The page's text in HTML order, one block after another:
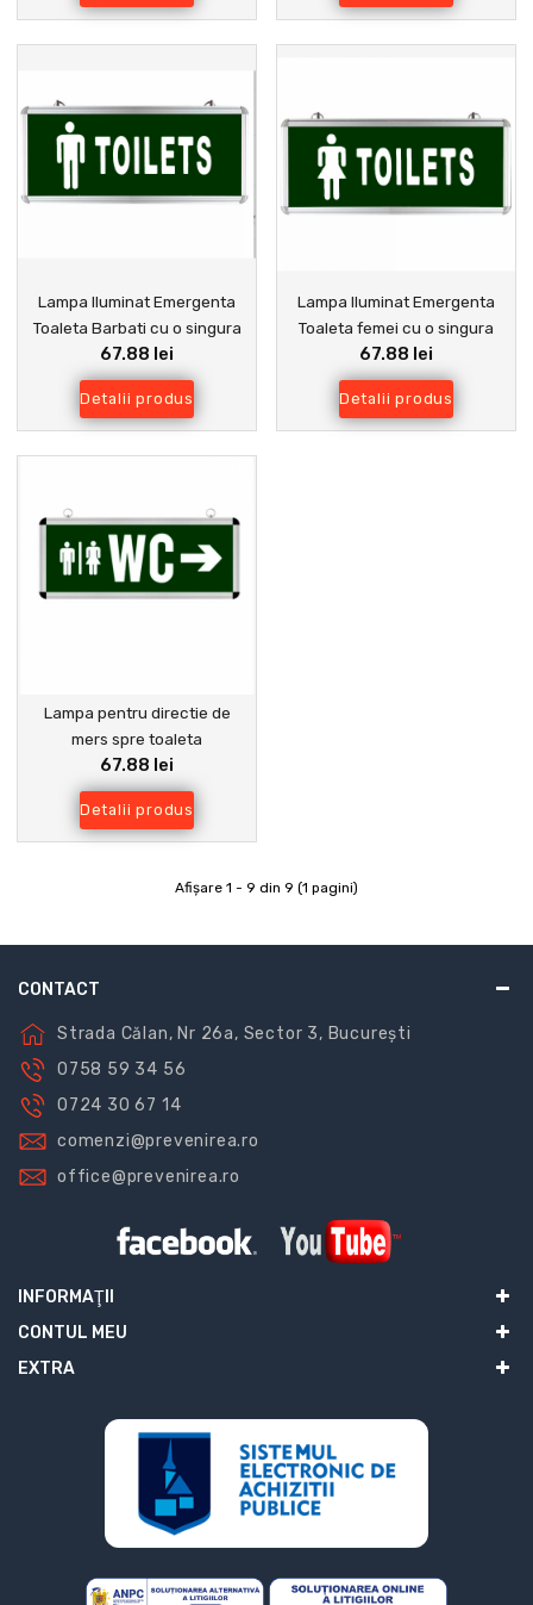
Lampa Iluminat Emergenta
Toaleta Barbati cu o singura
fata
67.88 lei
Detalii produs
Lampa Iluminat Emergenta
Toaleta femei cu o singura
fata
67.88 lei
Detalii produs
Lampa pentru directie de
mers spre toaleta
67.88 lei
Detalii produs
Afişare 1 - 9 din 9 (1 pagini)
CONTACT
Strada Călan, Nr 26a, Sector 3, București
0758 59 34 56
0724 30 67 14
comenzi@prevenirea.ro
office@prevenirea.ro
INFORMAŢII
CONTUL MEU
EXTRA